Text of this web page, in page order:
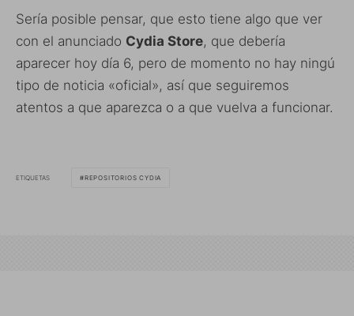
Sería posible pensar, que esto tiene algo que ver
con el anunciado Cydia Store, que debería
aparecer hoy día 6, pero de momento no hay ningú
tipo de noticia «oficial», así que seguiremos
atentos a que aparezca o a que vuelva a funcionar.
ETIQUETAS REPOSITORIOS CYDIA